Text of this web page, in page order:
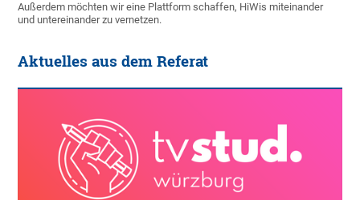
Außerdem möchten wir eine Plattform schaffen, HiWis miteinander
und untereinander zu vernetzen.
Aktuelles aus dem Referat